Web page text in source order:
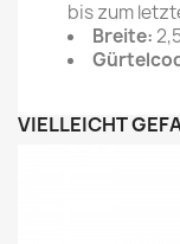
bis zum
Breite:
VIELLEICHT